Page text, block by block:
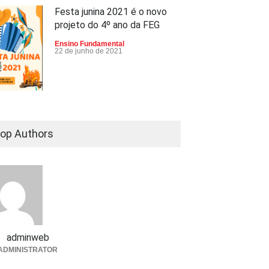
Festa junina 2021 é o novo
projeto do 4º ano da FEG
Ensino Fundamental
22 de junho de 2021
Authors
adminweb